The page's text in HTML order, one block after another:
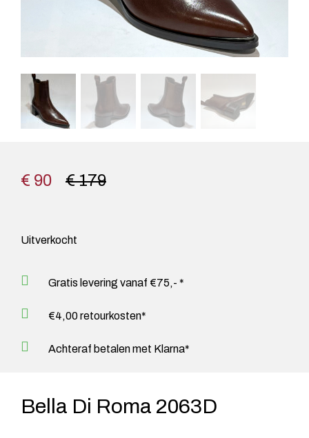
€ 179
€ 90
Uitverkocht
Gratis levering vanaf €75,- *
€4,00 retourkosten*
Achteraf betalen met Klarna*
Bella Di Roma 2063D